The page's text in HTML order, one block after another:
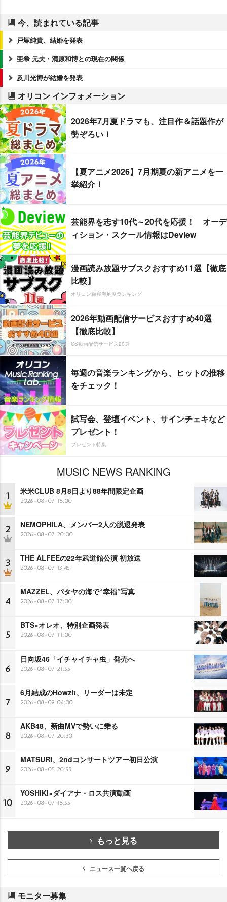
今、読まれている記事
戸塚純貴、結婚を発表
亜希 元夫・清原和博との現在の関係
及川光博が結婚を発表
オリコン インフォメーション
2026年7月夏ドラマも、注目作＆話題作が
勢ぞろい！
【夏アニメ2026】7月期夏の新アニメを一
挙紹介！
芸能界を志す10代～20代を応援！ オーデ
ィション・スクール情報はDeview
漫画読み放題サブスクおすすめ11選【徹底
比較】
オリコン顧客満足度ランキング
2026年動画配信サービスおすすめ40選
【徹底比較】
CS動画配信サービス20選
毎週の音楽ランキングから、ヒットの推移
をチェック！
試写会、登壇イベント、サインチェキなど
プレゼント！
プレゼント特集
MUSIC NEWS RANKING
1 米米CLUB 8月8日より88年間限定企画
2026-08-07 18:00
2 NEMOPHILA、メンバー2人の脱退発表
2026-08-07 20:00
3 THE ALFEEの22年武道館公演 初放送
2026-08-07 13:45
4
MAZZEL、パタヤの海で“幸福”写真
2026-08-07 17:00
5
BTS×オレオ、特別企画発表
2026-08-07 11:00
6
日向坂46「イチャイチャ虫」発売へ
2026-08-07 21:55
7
6月結成のHowzit、リーダーは未定
2026-08-09 04:00
8
AKB48、新曲MVで勢いに乗る
2026-08-07 20:30
9
MATSURI、2ndコンサートツアー初日公演
2026-08-08 20:55
10
YOSHIKI×ダイアナ・ロス共演動画
2026-08-07 18:55
もっと見る
ニュース一覧へ戻る
モニター募集